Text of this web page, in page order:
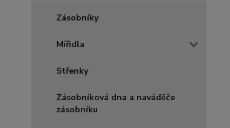
Zásobníky
Mířidla
Střenky
Zásobníková dna a naváděče
zásobníku